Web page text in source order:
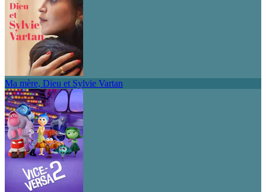
Ma mère, Dieu et Sylvie Vartan